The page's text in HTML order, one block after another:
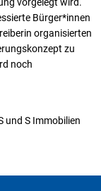
Bürger*innen
organisierten
zu
noch
und S Immobilien